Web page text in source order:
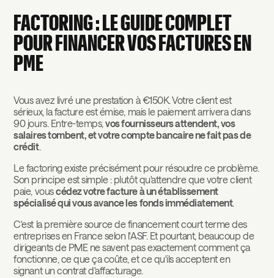
FACTORING : LE GUIDE COMPLET
POUR FINANCER VOS FACTURES EN
PME
Vous avez livré une prestation à €150K. Votre client est
sérieux, la facture est émise, mais le paiement arrivera dans
90 jours. Entre-temps,vos fournisseurs attendent, vos
salaires tombent, et votre compte bancaire ne fait pas de
crédit.
Le factoring existe précisément pour résoudre ce problème.
Son principe est simple : plutôt qu'attendre que votre client
paie, vouscédez votre facture à un établissement
spécialisé qui vous avance les fonds immédiatement.
C'est la première source de financement court terme des
entreprises en France selon l'ASF. Et pourtant, beaucoup de
dirigeants de PME ne savent pas exactement comment ça
fonctionne, ce que ça coûte, et ce qu'ils acceptent en
signant un contrat d'affacturage.